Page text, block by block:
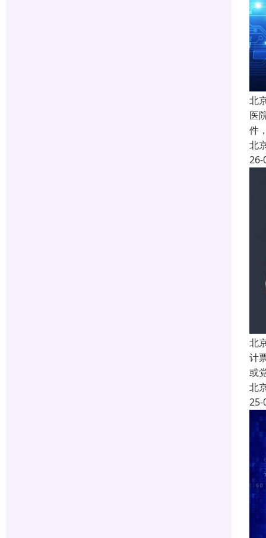
北
医
件
北
26-
北
计
或
北
25-